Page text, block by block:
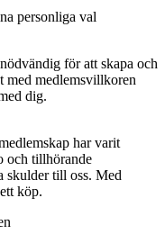
personliga val
för att skapa och
med medlemsvillkoren
dig.
har varit
och tillhörande
skulder till oss. Med
köp.